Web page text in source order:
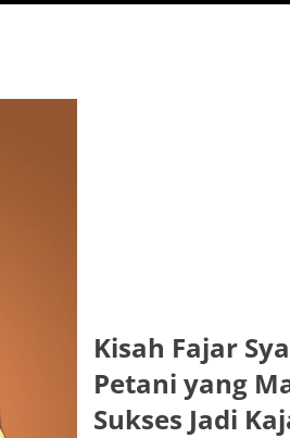
Kisah Fajar
Petani yang
Sukses Jadi